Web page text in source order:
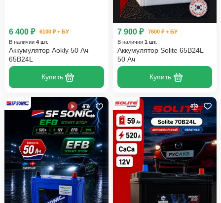
6 400 ₽
6100 ₽ + БУ
В наличии 4 шт.
Аккумулятор Aokly 50 Ач
65B24L
Купить
7 900 ₽
7600 ₽ + БУ
В наличии 1 шт.
Аккумулятор Solite 65B24L
50 Ач
Купить